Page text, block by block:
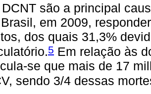
são a principal
em 2009,
dos quais 31,3%
5 Em relação às
se que mais de 17
sendo 3/4 dessas